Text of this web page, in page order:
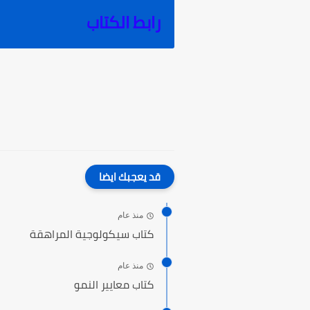
رابط الكتاب
قد يعجبك ايضا
منذ عام
كتاب سيكولوجية المراهقة
منذ عام
كتاب معايير النمو